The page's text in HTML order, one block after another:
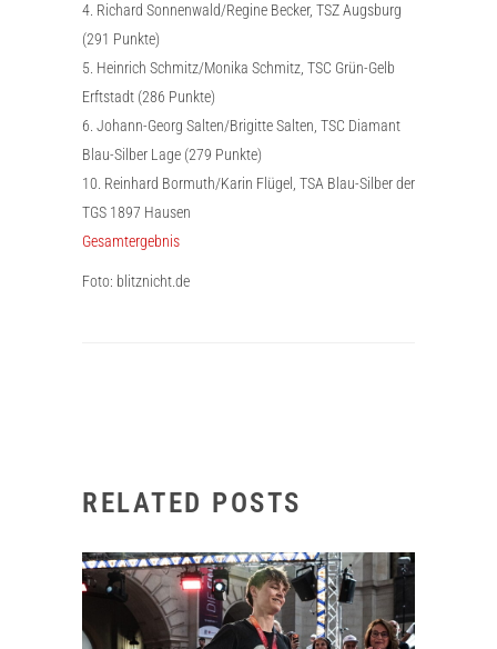
4. Richard Sonnenwald/Regine Becker, TSZ Augsburg
(291 Punkte)
5. Heinrich Schmitz/Monika Schmitz, TSC Grün-Gelb
Erftstadt (286 Punkte)
6. Johann-Georg Salten/Brigitte Salten, TSC Diamant
Blau-Silber Lage (279 Punkte)
10. Reinhard Bormuth/Karin Flügel, TSA Blau-Silber der
TGS 1897 Hausen
Gesamtergebnis
Foto: blitznicht.de
RELATED POSTS